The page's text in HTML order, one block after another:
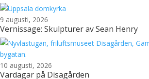
9 augusti, 2026
Vernissage: Skulpturer av Sean Henry
10 augusti, 2026
Vardagar på Disagården